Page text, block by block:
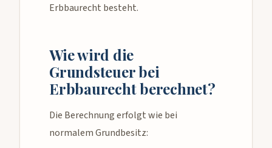
Erbbaurecht besteht.
Wie wird die
Grundsteuer bei
Erbbaurecht berechnet?
Die Berechnung erfolgt wie bei
normalem Grundbesitz: